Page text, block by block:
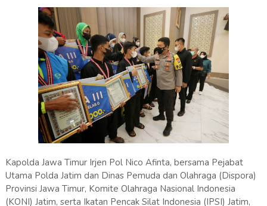
Kapolda Jawa Timur Irjen Pol Nico Afinta, bersama Pejabat
Utama Polda Jatim dan Dinas Pemuda dan Olahraga (Dispora)
Provinsi Jawa Timur, Komite Olahraga Nasional Indonesia
(KONI) Jatim, serta Ikatan Pencak Silat Indonesia (IPSI) Jatim,